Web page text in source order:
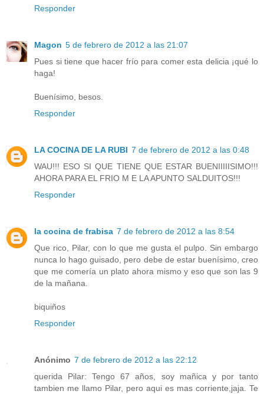
Responder
Magon 5 de febrero de 2012 a las 21:07
Pues si tiene que hacer frío para comer esta delicia ¡qué lo
haga!
Buenísimo, besos.
Responder
LA COCINA DE LA RUBI 7 de febrero de 2012 a las 0:48
WAU!!! ESO SI QUE TIENE QUE ESTAR BUENIIIIISIMO!!!
AHORA PARA EL FRIO M E LA APUNTO SALDUITOS!!!
Responder
la cocina de frabisa 7 de febrero de 2012 a las 8:54
Que rico, Pilar, con lo que me gusta el pulpo. Sin embargo
nunca lo hago guisado, pero debe de estar buenísimo, creo
que me comería un plato ahora mismo y eso que son las 9
de la mañana.
biquiños
Responder
Anónimo 7 de febrero de 2012 a las 22:12
querida Pilar: Tengo 67 años, soy mañica y por tanto
tambien me llamo Pilar, pero aqui es mas corriente,jaja. Te